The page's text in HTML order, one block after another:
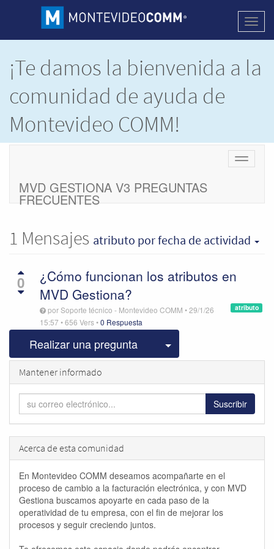
¡Te damos la bienvenida a la
comunidad de ayuda de
Montevideo COMM!
productos deMontevideo COMM.
Cambiar
MVD GESTIONA V3 PREGUNTAS
FRECUENTES
1 Mensajes atributo por fecha de actividad
0
¿Cómo funcionan los atributos en
MVD Gestiona?
atributo
porSoporte técnico - Montevideo COMM •29/1/26
15:57 •656 Vers•0 Respuesta
Realizar una pregunta Seleccionar
Mantener informado
Suscribir
Acerca de esta comunidad
En Montevideo COMM deseamos acompañarte en el
proceso de cambio a la facturación electrónica, y con MVD
Gestiona buscamos apoyarte en cada paso de la
operatividad de tu empresa, con el fin de mejorar los
procesos y seguir creciendo juntos.